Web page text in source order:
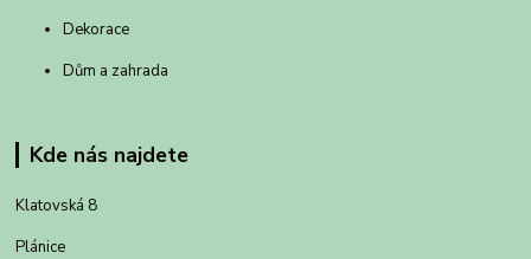
Dekorace
Dům a zahrada
Kde nás najdete
Klatovská 8
Plánice